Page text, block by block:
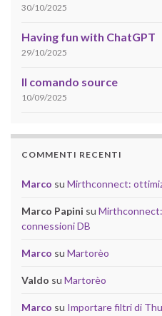
30/10/2025
Having fun with ChatGPT
29/10/2025
Il comando source
10/09/2025
COMMENTI RECENTI
Marco su Mirthconnect:
Marco Papini su
connessioni DB
Marco su Martorèo
Valdo su Martorèo
Marco su Importare filtri di